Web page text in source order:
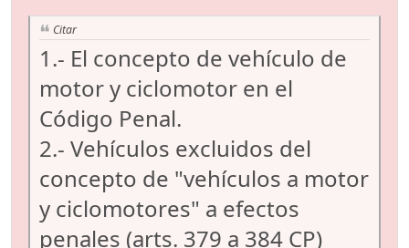
Citar
1.- El concepto de vehículo de
motor y ciclomotor en el
Código Penal.
2.- Vehículos excluidos del
concepto de "vehículos a motor
y ciclomotores" a efectos
penales (arts. 379 a 384 CP)